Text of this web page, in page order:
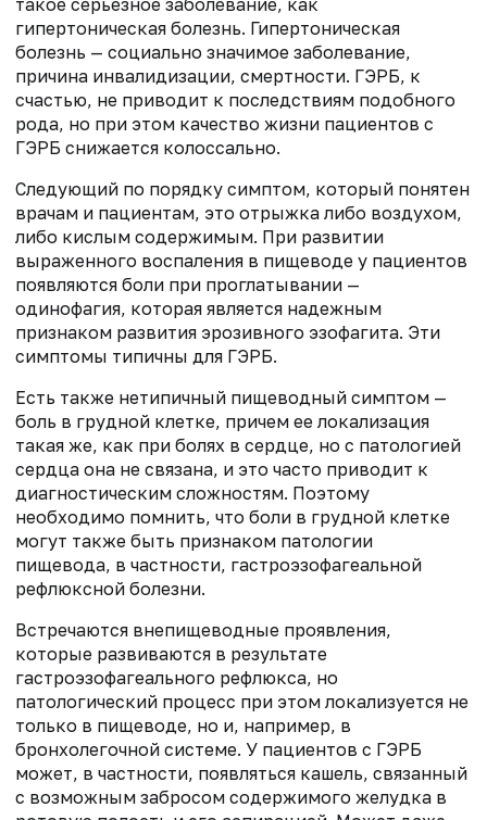
гипертоническая болезнь. Гипертоническая
болезнь — социально значимое заболевание,
причина инвалидизации, смертности. ГЭРБ, к
счастью, не приводит к последствиям подобного
рода, но при этом качество жизни пациентов с
ГЭРБ снижается колоссально.
Следующий по порядку симптом, который понятен
врачам и пациентам, это отрыжка либо воздухом,
либо кислым содержимым. При развитии
выраженного воспаления в пищеводе у пациентов
появляются боли при проглатывании —
одинофагия, которая является надежным
признаком развития эрозивного эзофагита. Эти
симптомы типичны для ГЭРБ.
Есть также нетипичный пищеводный симптом —
боль в грудной клетке, причем ее локализация
такая же, как при болях в сердце, но с патологией
сердца она не связана, и это часто приводит к
диагностическим сложностям. Поэтому
необходимо помнить, что боли в грудной клетке
могут также быть признаком патологии
пищевода, в частности, гастроэзофагеальной
рефлюксной болезни.
Встречаются внепищеводные проявления,
которые развиваются в результате
гастроэзофагеального рефлюкса, но
патологический процесс при этом локализуется не
только в пищеводе, но и, например, в
бронхолегочной системе. У пациентов с ГЭРБ
может, в частности, появляться кашель, связанный
с возможным забросом содержимого желудка в